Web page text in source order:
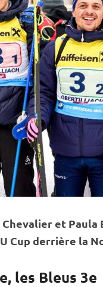
et
Cup derrière la
les Bleus 3e